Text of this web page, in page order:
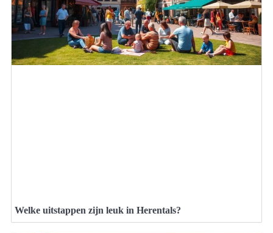
Welke uitstappen zijn leuk in Herentals?